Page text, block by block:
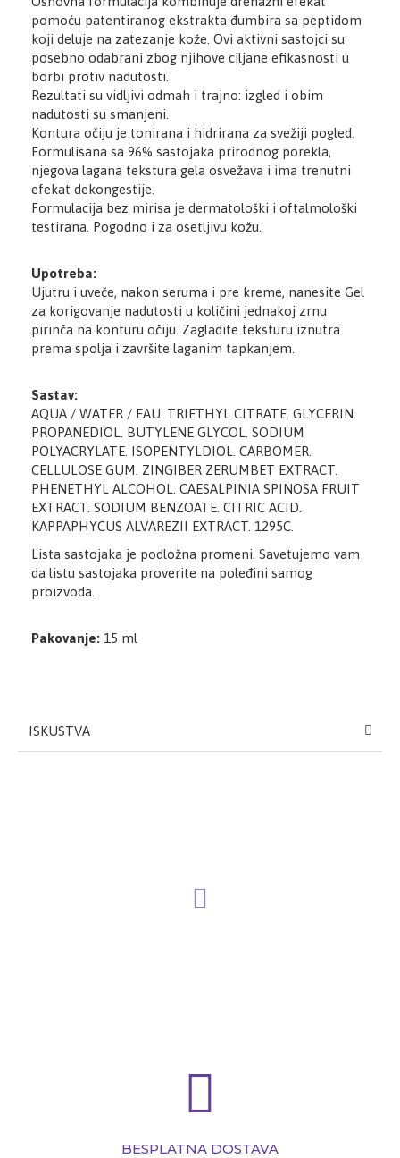
pomoću patentiranog ekstrakta đumbira sa peptidom
koji deluje na zatezanje kože. Ovi aktivni sastojci su
posebno odabrani zbog njihove ciljane efikasnosti u
borbi protiv nadutosti.
Rezultati su vidljivi odmah i trajno: izgled i obim
nadutosti su smanjeni.
Kontura očiju je tonirana i hidrirana za svežiji pogled.
Formulisana sa 96% sastojaka prirodnog porekla,
njegova lagana tekstura gela osvežava i ima trenutni
efekat dekongestije.
Formulacija bez mirisa je dermatološki i oftalmološki
testirana. Pogodno i za osetljivu kožu.
Upotreba:
Ujutru i uveče, nakon seruma i pre kreme, nanesite Gel
za korigovanje nadutosti u količini jednakoj zrnu
pirinča na konturu očiju. Zagladite teksturu iznutra
prema spolja i završite laganim tapkanjem.
Sastav:
AQUA / WATER / EAU. TRIETHYL CITRATE. GLYCERIN.
PROPANEDIOL. BUTYLENE GLYCOL. SODIUM
POLYACRYLATE. ISOPENTYLDIOL. CARBOMER.
CELLULOSE GUM. ZINGIBER ZERUMBET EXTRACT.
PHENETHYL ALCOHOL. CAESALPINIA SPINOSA FRUIT
EXTRACT. SODIUM BENZOATE. CITRIC ACID.
KAPPAPHYCUS ALVAREZII EXTRACT. 1295C.
Lista sastojaka je podložna promeni. Savetujemo vam
da listu sastojaka proverite na poleđini samog
proizvoda.
Pakovanje: 15 ml
ISKUSTVA
BESPLATNA DOSTAVA